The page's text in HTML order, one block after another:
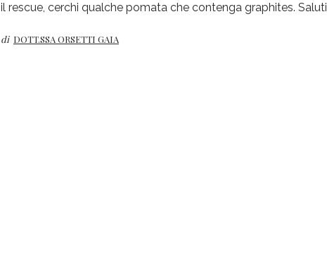
il rescue, cerchi qualche pomata che contenga graphites. Saluti
di DOTT.SSA ORSETTI GAIA